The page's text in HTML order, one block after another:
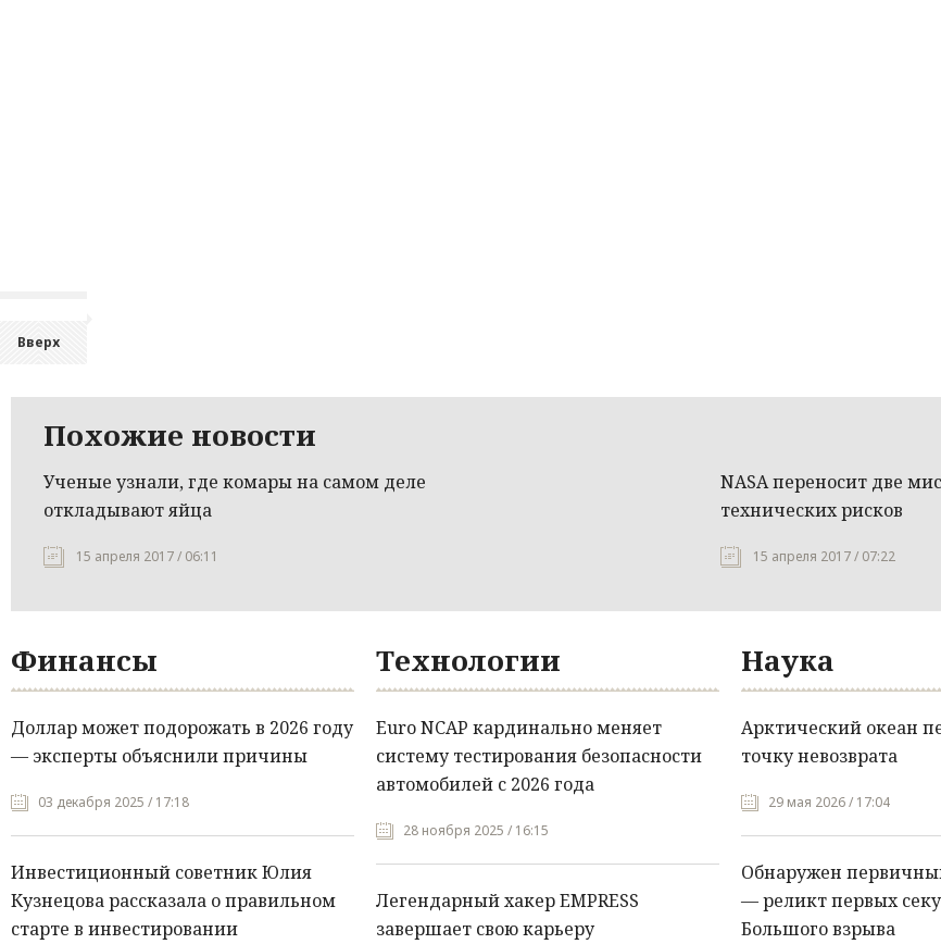
Вверх
Похожие новости
Ученые узнали, где комары на самом деле
откладывают яйца
15 апреля 2017 / 06:11
NASA переносит две
технических рисков
15 апреля 2017 / 07:22
Финансы
Доллар может подорожать в 2026 году
— эксперты объяснили причины
03 декабря 2025 / 17:18
Инвестиционный советник Юлия
Кузнецова рассказала о правильном
старте в инвестировании
Технологии
Euro NCAP кардинально меняет
систему тестирования безопасности
автомобилей с 2026 года
28 ноября 2025 / 16:15
Легендарный хакер EMPRESS
завершает свою карьеру
Наука
Арктический океан
точку невозврата
29 мая 2026 / 17:04
Обнаружен
— реликт первых
Большого взрыва